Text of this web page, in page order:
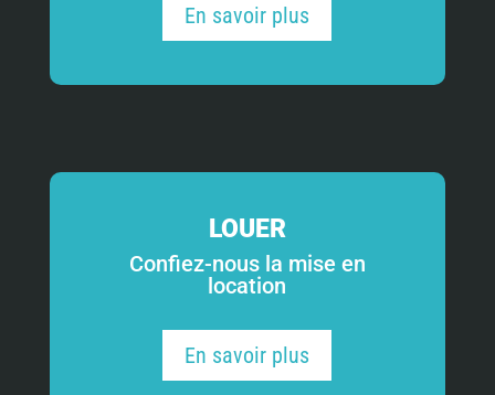
En savoir plus
LOUER
Confiez-nous la mise en
location
En savoir plus